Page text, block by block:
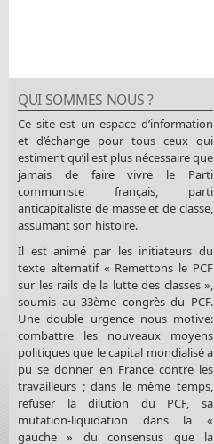
QUI SOMMES NOUS ?
Ce site est un espace d’information
et d’échange pour tous ceux qui
estiment qu’il est plus nécessaire que
jamais de faire vivre le Parti
communiste français, parti
anticapitaliste de masse et de classe,
assumant son histoire.
Il est animé par les initiateurs du
texte alternatif « Remettons le PCF
sur les rails de la lutte des classes »,
soumis au 33ème congrès du PCF.
Une double urgence nous motive:
combattre les nouveaux moyens
politiques que le capital mondialisé a
pu se donner en France contre les
travailleurs ; dans le même temps,
refuser la dilution du PCF, sa
mutation-liquidation dans la «
gauche » du consensus que la